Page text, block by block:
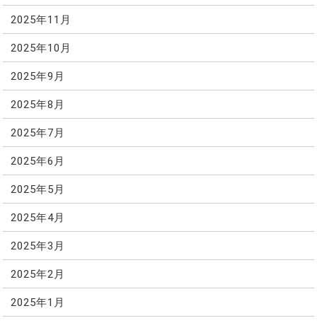
2025年11月
2025年10月
2025年9月
2025年8月
2025年7月
2025年6月
2025年5月
2025年4月
2025年3月
2025年2月
2025年1月